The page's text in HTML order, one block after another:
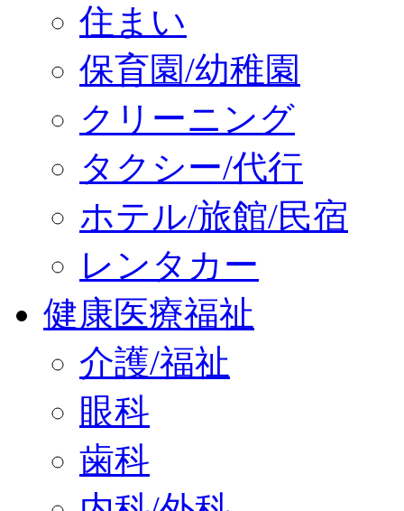
住まい
保育園/幼稚園
クリーニング
タクシー/代行
ホテル/旅館/民宿
レンタカー
健康医療福祉
介護/福祉
眼科
歯科